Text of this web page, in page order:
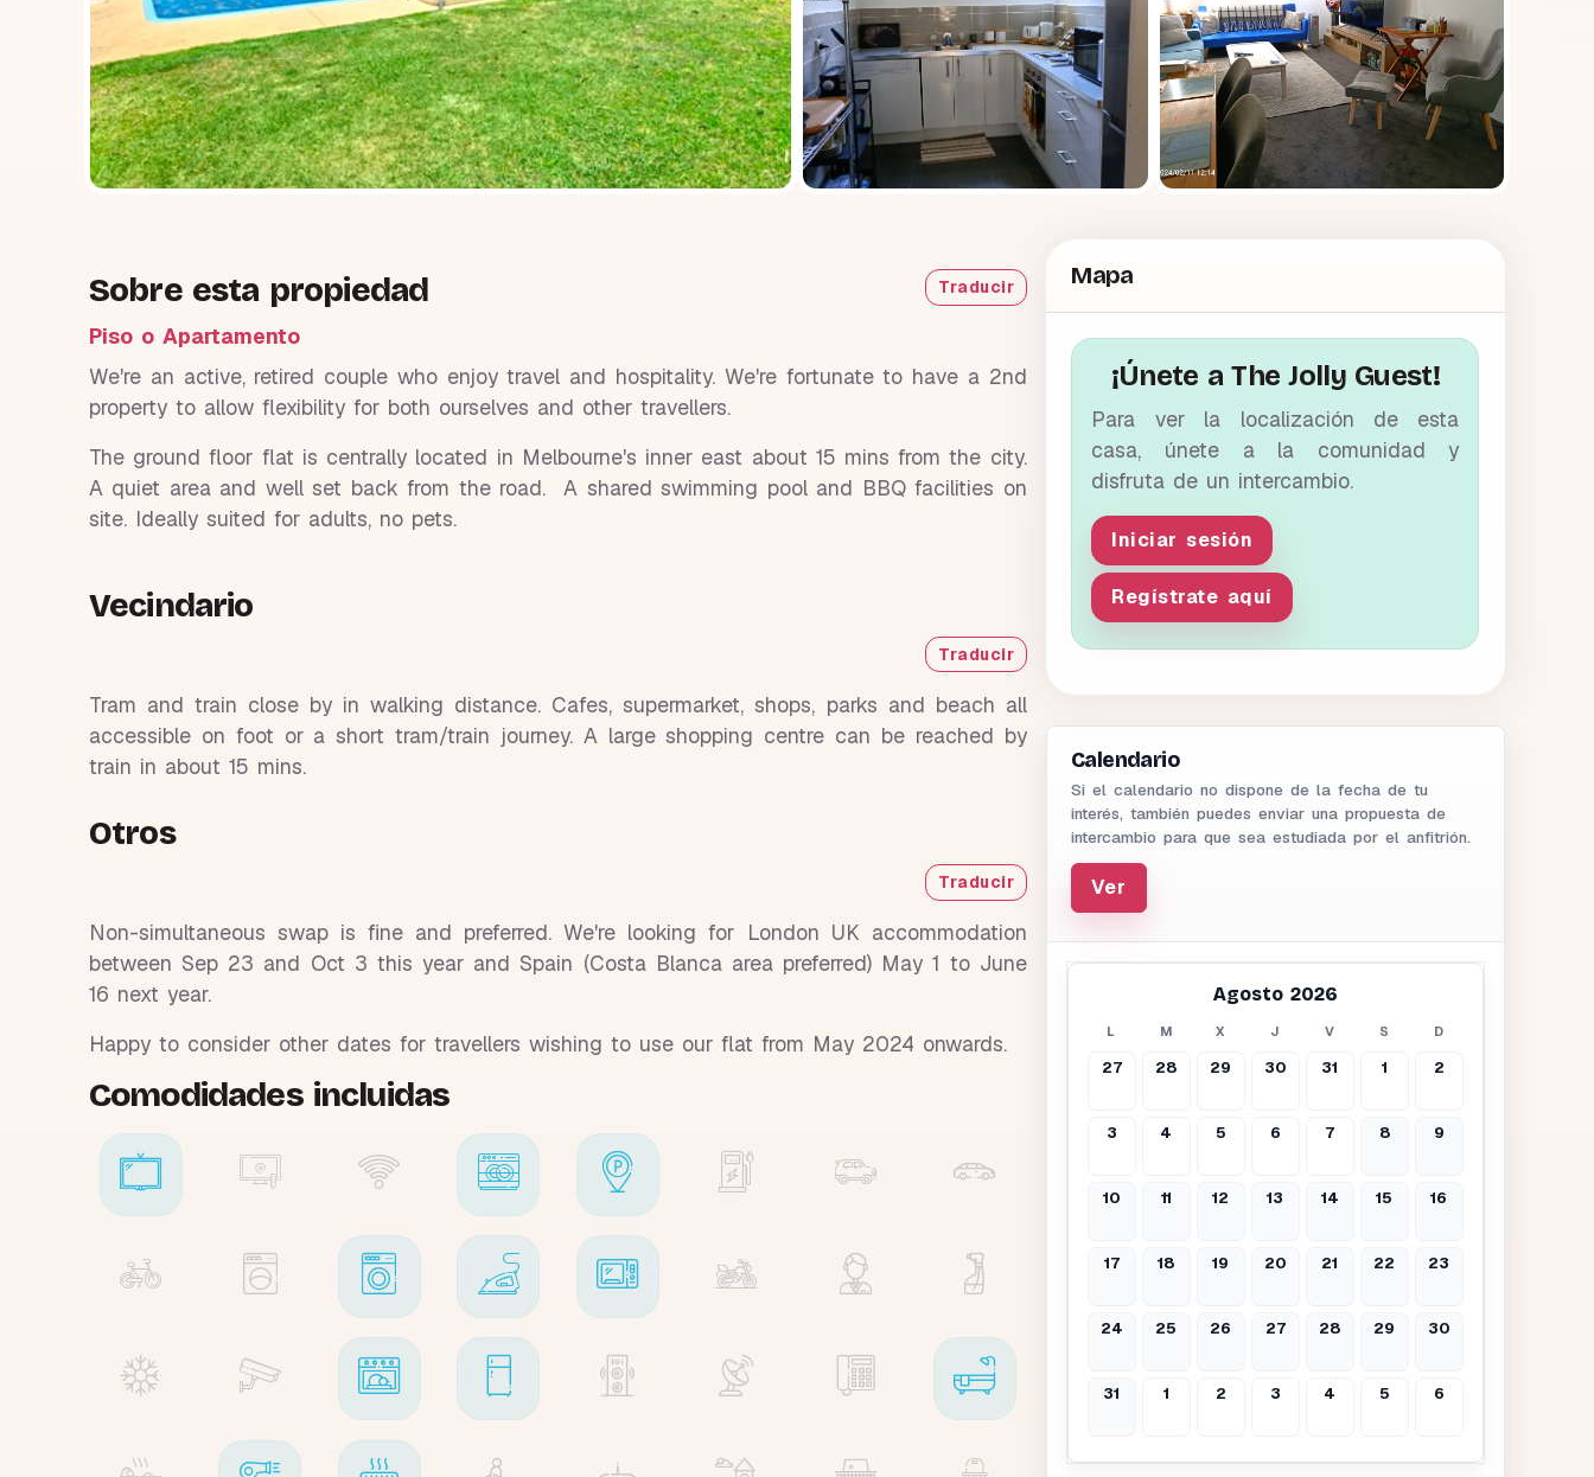
Sobre esta propiedad
Piso o Apartamento
Traducir
We're an active, retired couple who enjoy travel and hospitality. We're fortunate to have a 2nd
property to allow flexibility for both ourselves and other travellers.
The ground floor flat is centrally located in Melbourne's inner east about 15 mins from the city.
A quiet area and well set back from the road. A shared swimming pool and BBQ facilities on
site. Ideally suited for adults, no pets.
Vecindario
Traducir
Tram and train close by in walking distance. Cafes, supermarket, shops, parks and beach all
accessible on foot or a short tram/train journey. A large shopping centre can be reached by
train in about 15 mins.
Otros
Traducir
Non-simultaneous swap is fine and preferred. We're looking for London UK accommodation
between Sep 23 and Oct 3 this year and Spain (Costa Blanca area preferred) May 1 to June
16 next year.
Happy to consider other dates for travellers wishing to use our flat from May 2024 onwards.
Comodidades incluidas
Mapa
¡Únete a The Jolly Guest!
Para ver la localización de esta
casa, únete a la comunidad y
disfruta de un intercambio.
Iniciar sesión
Regístrate aquí
Calendario
Si el calendario no dispone de la fecha de tu
interés, también puedes enviar una propuesta de
intercambio para que sea estudiada por el anfitrión.
Ver
Agosto 2026
L M X J V S D
27 28 29 30 31 1 2
3 4 5 6 7 8 9
10 11 12 13 14 15 16
17 18 19 20 21 22 23
24 25 26 27 28 29 30
31 1 2 3 4 5 6